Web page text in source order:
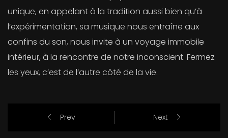
unique, en appelant à la tradition aussi bien qu’à
l’expérimentation, sa musique nous entraîne aux
confins du son, nous invite à un voyage immobile
intérieur, à la rencontre de notre inconscient. Fermez
les yeux, c’est de l’autre côté de la vie.
Prev Next